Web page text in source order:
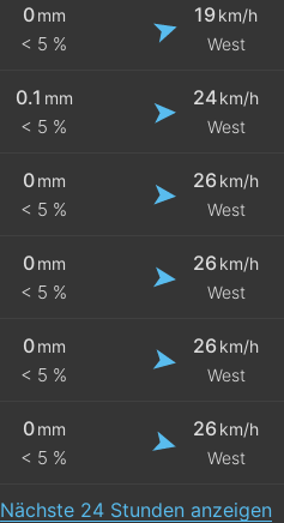
0 mm
< 5 %
19km/h
West
0.1 mm
< 5 %
24km/h
West
0 mm
< 5 %
26 km/h
West
0 mm
< 5 %
26 km/h
West
0 mm
< 5 %
26 km/h
West
0 mm
< 5 %
26 km/h
West
Nächste 24 Stunden anzeigen